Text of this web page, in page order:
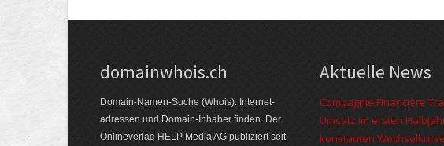
domainwhois.ch
Domain-Namen-Suche (Whois). Internet­
adressen und Domain-Inhaber finden. Der
Online­verlag HELP Media AG publiziert seit
Aktuelle News
Compagnie Financière
Umsatz im ersten
konstanten